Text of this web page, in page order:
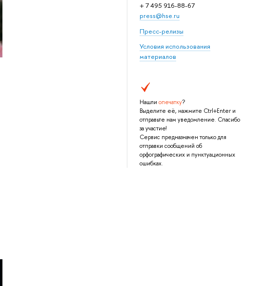
+ 7 495 916-88-67
press@hse.ru
Пресс-релизы
Условия использования
материалов
Нашли опечатку?
Выделите её, нажмите Ctrl+Enter и
отправьте нам уведомление. Спасибо
за участие!
Сервис предназначен только для
отправки сообщений об
орфографических и пунктуационных
ошибках.